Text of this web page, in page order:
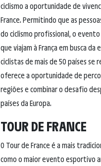
ciclismo a oportunidade de
France. Permitindo que as
do ciclismo profissional, o
que viajam à França em busca
ciclistas de mais de 50 países se
oferece a oportunidade de
regiões e combinar o desafio
países da Europa.
TOUR DE FRANCE
O Tour de France é a mais
como o maior evento esportivo